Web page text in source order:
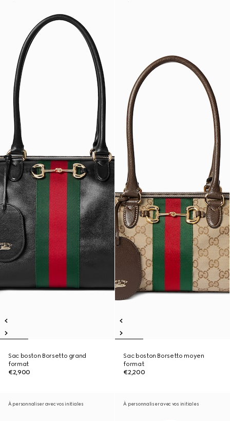
Sac boston Borsetto grand
format
€2,900
Sac boston Borsetto moyen
format
€2,200
À personnaliser avec vos initiales À personnaliser avec vos initiales